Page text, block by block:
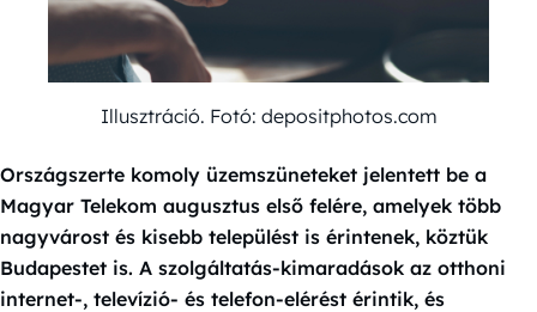
Illusztráció. Fotó: depositphotos.com
Országszerte komoly üzemszüneteket jelentett be a
Magyar Telekom augusztus első felére, amelyek több
nagyvárost és kisebb települést is érintenek, köztük
Budapestet is. A szolgáltatás-kimaradások az otthoni
internet-, televízió- és telefon-elérést érintik, és